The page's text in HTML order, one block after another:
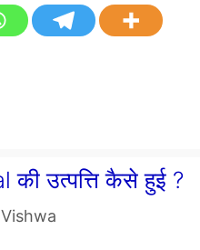
उत्पत्ति कैसे हुई ?